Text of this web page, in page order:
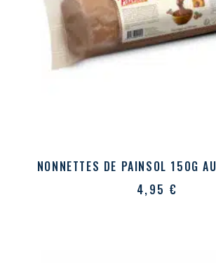
NONNETTES DE PAINSOL 150G
4,95 €